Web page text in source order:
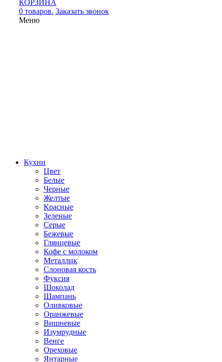
КОРЗИНА
0 товаров. Заказать звонок
Меню
Кухни
Цвет
Белые
Черные
Желтые
Красные
Зеленые
Серые
Бежевые
Глянцевые
Кофе с молоком
Металлик
Слоновая кость
Фуксия
Шоколад
Шампань
Оливковые
Оранжевые
Вишневые
Изумрудные
Венге
Ореховые
Янтарные